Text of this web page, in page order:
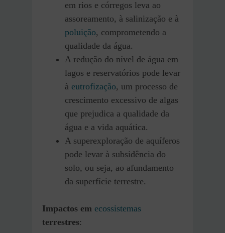
em rios e córregos leva ao
assoreamento, à salinização e à
poluição, comprometendo a
qualidade da água.
A redução do nível de água em
lagos e reservatórios pode levar
à eutrofização, um processo de
crescimento excessivo de algas
que prejudica a qualidade da
água e a vida aquática.
A superexploração de aquíferos
pode levar à subsidência do
solo, ou seja, ao afundamento
da superfície terrestre.
Impactos em ecossistemas
terrestres: